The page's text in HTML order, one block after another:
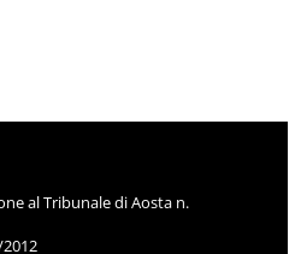
al Tribunale di Aosta n.